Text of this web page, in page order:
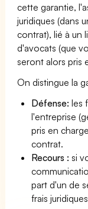
cette garantie,
juridiques (dans
contrat), lié à un
d'avocats (que
seront alors pris
On distingue la
Défense: les
l'entreprise
pris en
contrat.
Recours : si
part d'un de
frais